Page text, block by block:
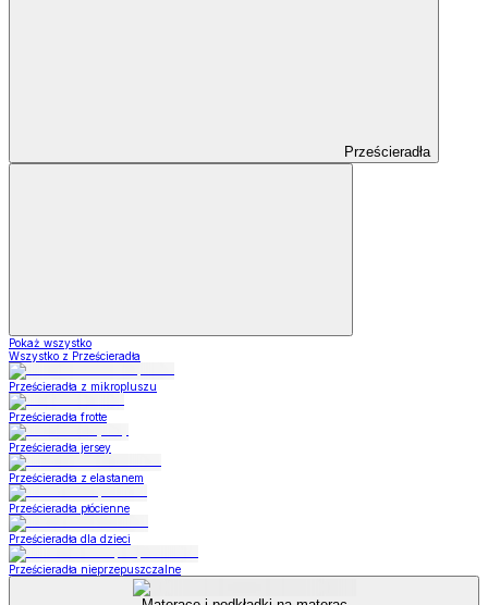
Prześcieradła
Pokaż wszystko
Wszystko z Prześcieradła
Prześcieradła z mikropluszu
Prześcieradła frotte
Prześcieradła jersey
Prześcieradła z elastanem
Prześcieradła płócienne
Prześcieradła dla dzieci
Prześcieradła nieprzepuszczalne